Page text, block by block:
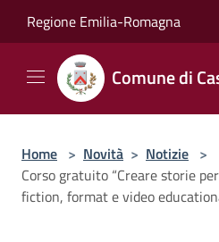
Regione Emilia-Romagna
Comune di
Home > Novità > Notizie >
Corso gratuito “Creare storie
fiction, format e video